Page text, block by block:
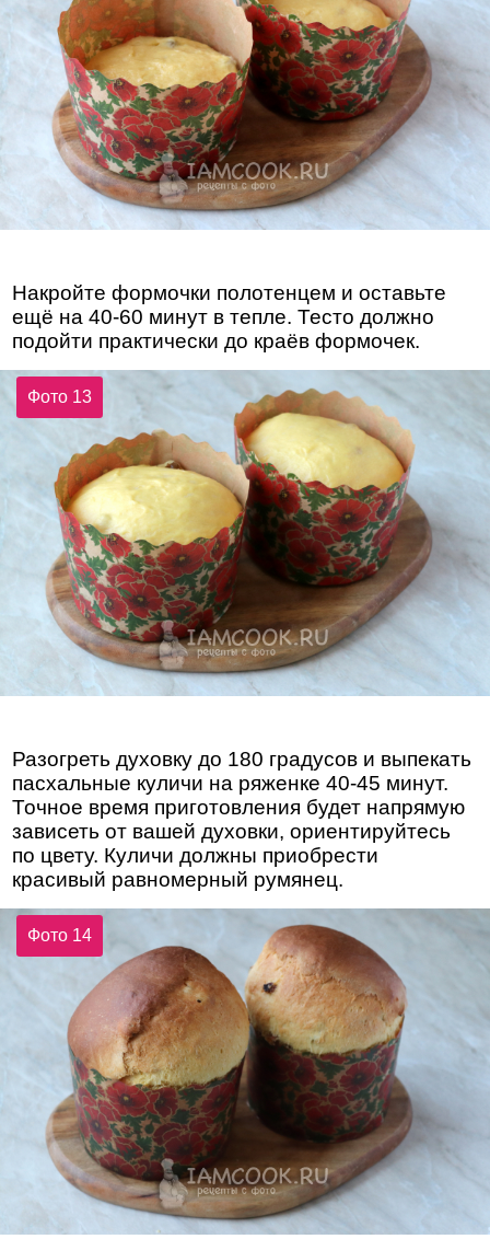
Накройте формочки полотенцем и оставьте
ещё на 40-60 минут в тепле. Тесто должно
подойти практически до краёв формочек.
Фото 13
Разогреть духовку до 180 градусов и выпекать
пасхальные куличи на ряженке 40-45 минут.
Точное время приготовления будет напрямую
зависеть от вашей духовки, ориентируйтесь
по цвету. Куличи должны приобрести
красивый равномерный румянец.
Фото 14